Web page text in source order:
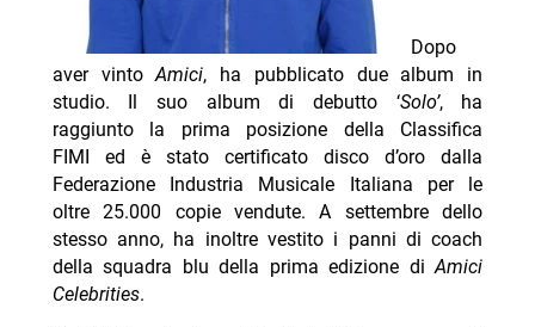
Dopo
aver vintoAmici, ha pubblicato due album in
studio. Il suo album di debutto ‘Solo’, ha
raggiunto la prima posizione della Classifica
FIMI ed è stato certificato disco d’oro dalla
Federazione Industria Musicale Italiana per le
oltre 25.000 copie vendute. A settembre dello
stesso anno, ha inoltre vestito i panni di coach
della squadra blu della prima edizione diAmici
Celebrities.